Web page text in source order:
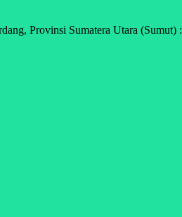
Provinsi Sumatera Utara (Sumut) :